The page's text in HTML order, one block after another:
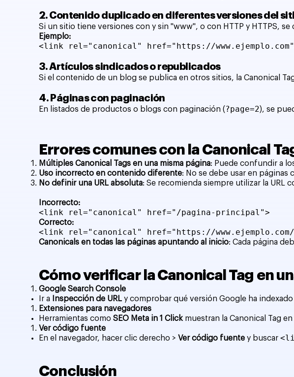
2. Contenido duplicado en diferentes versiones del
Si un sitio tiene versiones con y sin "www", o con HTTP y HTTPS,
Ejemplo:
<link rel="canonical" href="https://
3. Artículos sindicados o republicados
Si el contenido de un blog se publica en otros sitios, la Canonical
4. Páginas con paginación
En listados de productos o blogs con paginación (?page=2), se
Errores comunes con la Canonical
Múltiples Canonical Tags en una misma página: Puede confundir a
Uso incorrecto en contenido diferente: No se debe usar en
No definir una URL absoluta: Se recomienda siempre utilizar la URL
Incorrecto:
<link rel="canonical" href="/pagina-principal">
Correcto:
<link rel="canonical" href="https://
Canonicals en todas las páginas apuntando al inicio: Cada página
Cómo verificar la Canonical Tag en
Google Search Console
Ir a
Inspección de URL y comprobar qué versión Google ha
Extensiones para navegadores
Herramientas comoSEO Meta in 1 Click muestran la Canonical Tag
Ver código fuente
En el navegador, hacer clic derecho > Ver código fuente y buscar
Conclusión